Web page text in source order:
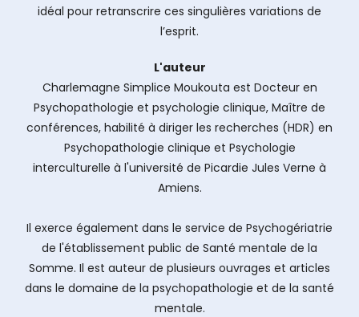
idéal pour retranscrire ces singulières variations de
l’esprit.
L'auteur
Charlemagne Simplice Moukouta est Docteur en
Psychopathologie et psychologie clinique, Maître de
conférences, habilité à diriger les recherches (HDR) en
Psychopathologie clinique et Psychologie
interculturelle à l'université de Picardie Jules Verne à
Amiens.
Il exerce également dans le service de Psychogériatrie
de l'établissement public de Santé mentale de la
Somme. Il est auteur de plusieurs ouvrages et articles
dans le domaine de la psychopathologie et de la santé
mentale.